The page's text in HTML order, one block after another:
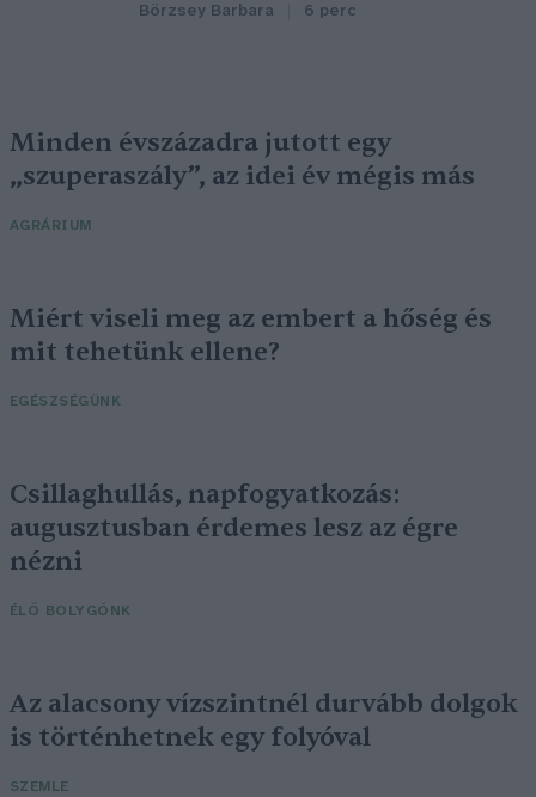
Börzsey Barbara 6 perc
Minden évszázadra jutott egy
„szuperaszály”, az idei év mégis más
AGRÁRIUM
Miért viseli meg az embert a hőség és
mit tehetünk ellene?
EGÉSZSÉGÜNK
Csillaghullás, napfogyatkozás:
augusztusban érdemes lesz az égre
nézni
ÉLŐ BOLYGÓNK
Az alacsony vízszintnél durvább dolgok
is történhetnek egy folyóval
SZEMLE